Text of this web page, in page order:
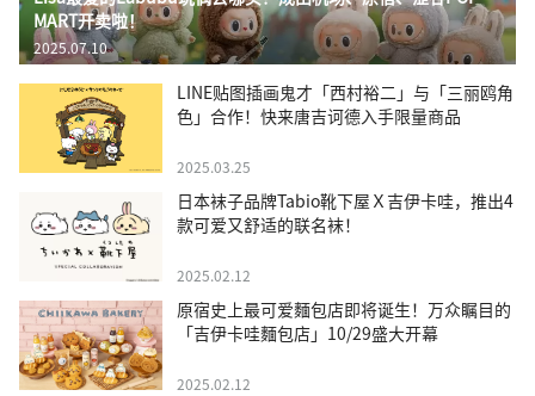
MART开卖啦！
2025.07.10
LINE贴图插画鬼才「西村裕二」与「三丽鸥角
色」合作！快来唐吉诃德入手限量商品
2025.03.25
日本袜子品牌Tabio靴下屋Ｘ吉伊卡哇，推出4
款可爱又舒适的联名袜！
2025.02.12
原宿史上最可爱麵包店即将诞生！万众瞩目的
「吉伊卡哇麵包店」10/29盛大开幕
2025.02.12